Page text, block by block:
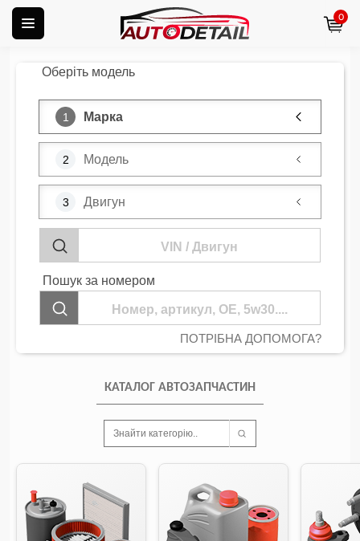
0
Оберіть модель
1 Марка
2 Модель
3 Двигун
Пошук за номером
ПОТРІБНА ДОПОМОГА?
КАТАЛОГ АВТОЗАПЧАСТИН
Знайти категорію..